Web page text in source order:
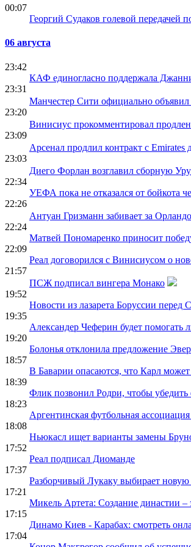
00:07
Георгий Судаков голевой передачей
06 августа
23:42
КАФ единогласно поддержала
23:31
Манчестер Сити официально
23:20
Винисиус прокомментировал
23:09
Арсенал продлил контракт с Emirates
23:03
Диего Форлан возглавил сборную
22:34
УЕФА пока не отказался от бойкота
22:26
Антуан Гризманн забивает за
22:24
Матвей Пономаренко приносит
22:09
Реал договорился с Винисиусом о
21:57
ПСЖ подписал вингера Монако
19:52
Новости из лазарета Боруссии перед
19:35
Александер Чеферин будет
19:20
Болонья отклонила предложение
18:57
В Баварии опасаются, что Карл
18:39
Флик позвонил Родри, чтобы убедить
18:23
Аргентинская футбольная
18:08
Ньюкасл ищет варианты замены
17:52
Реал подписал Диоманде
17:37
Разборчивый Лукаку выбирает новую
17:21
Микель Артета: Создание династии –
17:15
Динамо Киев - Карабах: смотреть
17:04